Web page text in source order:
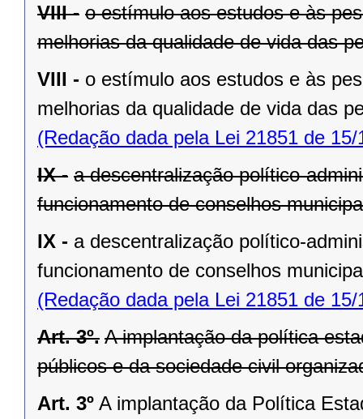
VIII - o estímulo aos estudos e às
melhorias da qualidade de vida das
VIII - o estímulo aos estudos e às
melhorias da qualidade de vida das
(Redação dada pela Lei 21851 de 15/
IX - a descentralização político-
funcionamento de conselhos
IX - a descentralização político-
funcionamento de conselhos
(Redação dada pela Lei 21851 de 15/
Art. 3º. A implantação da política
públicos e da sociedade civil
Art. 3º A implantação da Política